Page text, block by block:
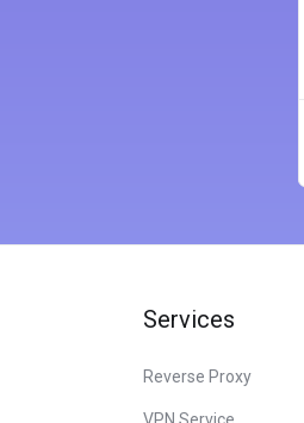
Services
Reverse Proxy